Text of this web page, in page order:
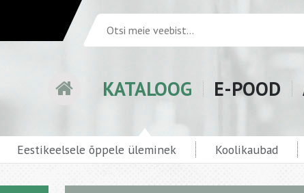
KATALOOG E-POOD
Eestikeelsele õppele üleminek Koolikaubad